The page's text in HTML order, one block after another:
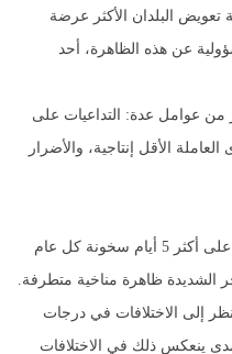
البلدان الأكثر عرضة
عن هذه الظاهرة، أحد
من عوامل عدة: التداعيات على
الأقل إنتاجية، والأضرار
وركز الباحثون المشاركون في الدراسة على أكثر 5 أيام سخونة كل عام
الشديدة ظاهرة مناخية متطرفة.
إلى الاختلافات في درجات
ينعكس ذلك في الاختلافات